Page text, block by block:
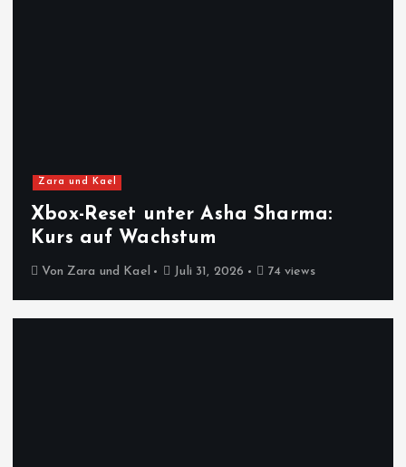
Zara und Kael
Xbox-Reset unter Asha Sharma:
Kurs auf Wachstum
Von Zara und Kael Juli 31, 2026 74 views